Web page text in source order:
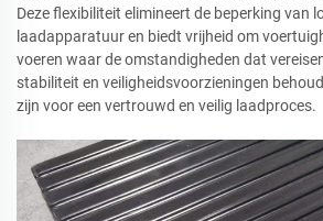
Deze flexibiliteit elimineert de beperking van
laadapparatuur en biedt vrijheid om
voeren waar de omstandigheden dat
stabiliteit en veiligheidsvoorzieningen
zijn voor een vertrouwd en veilig laadproces.